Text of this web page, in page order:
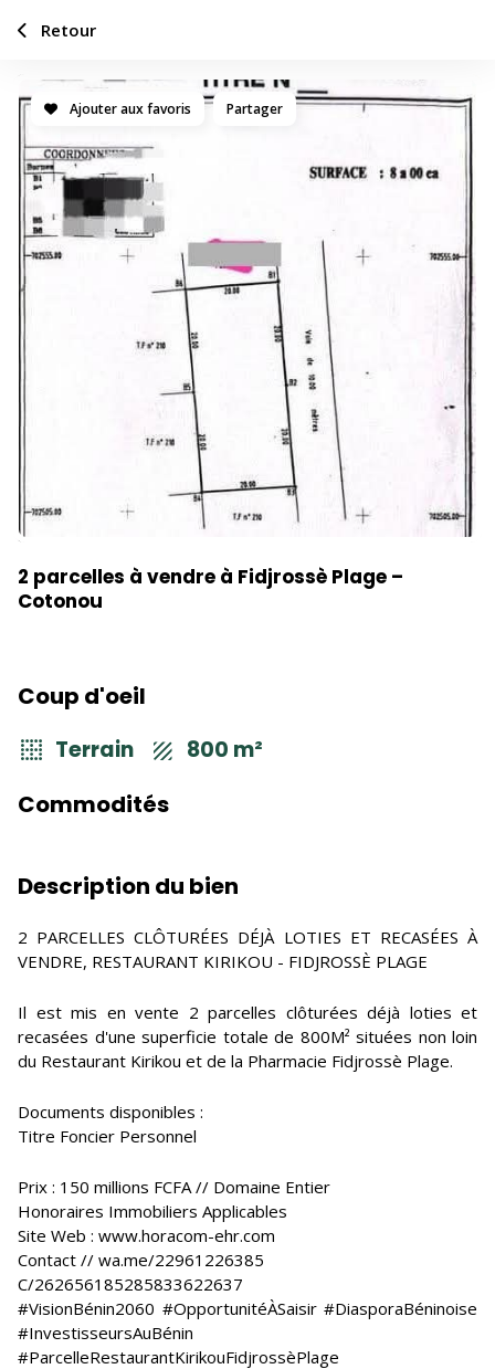
Ajouter aux favoris Partager
2 parcelles à vendre à Fidjrossè Plage –
Cotonou
Coup d'oeil
Terrain 800 m²
Commodités
Description du bien
2 PARCELLES CLÔTURÉES DÉJÀ LOTIES ET RECASÉES À
VENDRE, RESTAURANT KIRIKOU - FIDJROSSÈ PLAGE
Il est mis en vente 2 parcelles clôturées déjà loties et
recasées d'une superficie totale de 800M² situées non loin
du Restaurant Kirikou et de la Pharmacie Fidjrossè Plage.
Documents disponibles :
Titre Foncier Personnel
Prix : 150 millions FCFA // Domaine Entier
Honoraires Immobiliers Applicables
Site Web : www.horacom-ehr.com
Contact // wa.me/22961226385
C/262656185285833622637
#VisionBénin2060 #OpportunitéÀSaisir #DiasporaBéninoise
#InvestisseursAuBénin
#ParcelleRestaurantKirikouFidjrossèPlage
Retour